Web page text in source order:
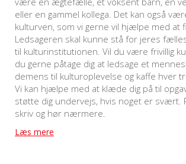
eller en gammel kollega. Det kan også
kulturven, som vi gerne vil hjælpe med at
Ledsageren skal kunne stå for jeres
til kulturinstitutionen. Vil du være frivillig
du gerne påtage dig at ledsage et
demens til kulturoplevelse og kaffe hver
Vi kan hjælpe med at klæde dig på til
støtte dig undervejs, hvis noget er svært.
skriv og hør nærmere.
Læs mere